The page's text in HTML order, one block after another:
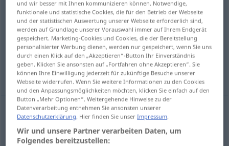
Übersicht aller Übersetzungen
(Für mehr Details die Übersetzung anklicken/antippen)
lasterhaft fehlerhaft
Weitere Beispiele...
vizioso
und wir besser mit Ihnen kommunizieren können. Notwendige,
funktionale und statistische Cookies, die für den Betrieb der Webseite
und der statistischen Auswertung unserer Webseite erforderlich sind,
werden auf Grundlage unserer Vorauswahl immer auf Ihrem Endgerät
gespeichert. Marketing-Cookies und Cookies, die der Bereitstellung
personalisierter Werbung dienen, werden nur gespeichert, wenn Sie uns
durch einen Klick auf den „Akzeptieren“-Button Ihr Einverständnis
geben. Klicken Sie ansonsten auf „Fortfahren ohne Akzeptieren“. Sie
können Ihre Einwilligung jederzeit für zukünftige Besuche unserer
Webseite widerrufen. Wenn Sie weitere Informationen zu den Cookies
und den Anpassungsmöglichkeiten möchten, klicken Sie einfach auf den
Button „Mehr Optionen“. Weitergehende Hinweise zu der
Datenverarbeitung entnehmen Sie ansonsten unserer
Datenschutzerklärung. Hier finden Sie unserImpressum.
Wir und unsere Partner verarbeiten Daten, um
Folgendes bereitzustellen: